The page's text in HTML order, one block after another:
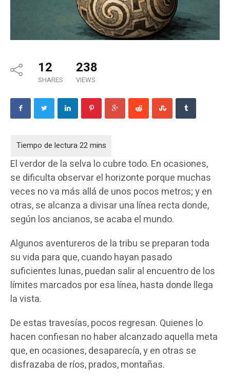
12
SHARES
238
VIEWS
El verdor de la selva lo cubre todo. En ocasiones,
se dificulta observar el horizonte porque muchas
veces no va más allá de unos pocos metros; y en
otras, se alcanza a divisar una línea recta donde,
según los ancianos, se acaba el mundo.
Algunos aventureros de la tribu se preparan toda
su vida para que, cuando hayan pasado
suficientes lunas, puedan salir al encuentro de los
límites marcados por esa línea, hasta donde llega
la vista.
De estas travesías, pocos regresan. Quienes lo
hacen confiesan no haber alcanzado aquella meta
que, en ocasiones, desaparecía, y en otras se
disfrazaba de ríos, prados, montañas.